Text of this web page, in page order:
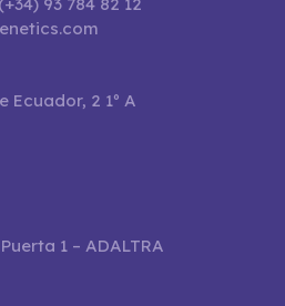
Ecuador, 2 1º A
1 – ADALTRA